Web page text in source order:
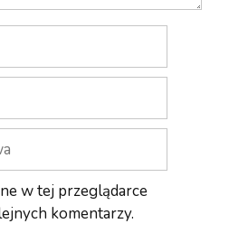
w tej przeglądarce
komentarzy.